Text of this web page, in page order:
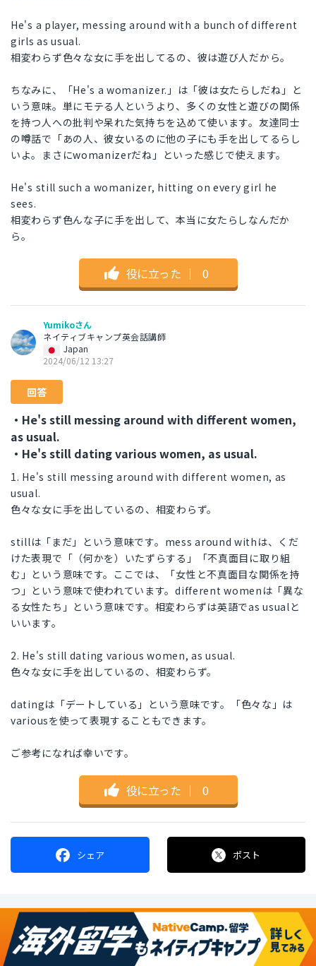
He's a player, messing around with a bunch of different
girls as usual.
相変わらず色々な女に手を出してるの、彼は遊び人だから。
ちなみに、「He's a womanizer.」は「彼は女たらしだね」と
いう意味。単にモテる人というより、多くの女性と遊びの関係
を持つ人への批判や呆れた気持ちを込めて使います。友達同士
の噂話で「あの人、彼女いるのに他の子にも手を出してるらし
いよ。まさにwomanizerだね」といった感じで使えます。
He's still such a womanizer, hitting on every girl he
sees.
相変わらず色んな子に手を出して、本当に女たらしなんだか
ら。
役に立った ｜ 0
Yumikoさん
ネイティブキャンプ英会話講師
Japan
2024/06/12 13:27
回答
・He's still messing around with different women,
as usual.
・He's still dating various women, as usual.
1. He's still messing around with different women, as
usual.
色々な女に手を出しているの、相変わらず。
stillは「まだ」という意味です。mess around withは、くだ
けた表現で「（何かを）いたずらする」「不真面目に取り組
む」という意味です。ここでは、「女性と不真面目な関係を持
つ」という意味で使われています。different womenは「異な
る女性たち」という意味です。相変わらずは英語でas usualと
いいます。
2. He's still dating various women, as usual.
色々な女に手を出しているの、相変わらず。
datingは「デートしている」という意味です。「色々な」は
variousを使って表現することもできます。
ご参考になれば幸いです。
役に立った ｜ 0
シェア ポスト